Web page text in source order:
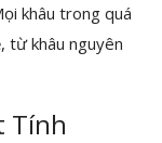
khâu trong quá
từ khâu nguyên
Tính